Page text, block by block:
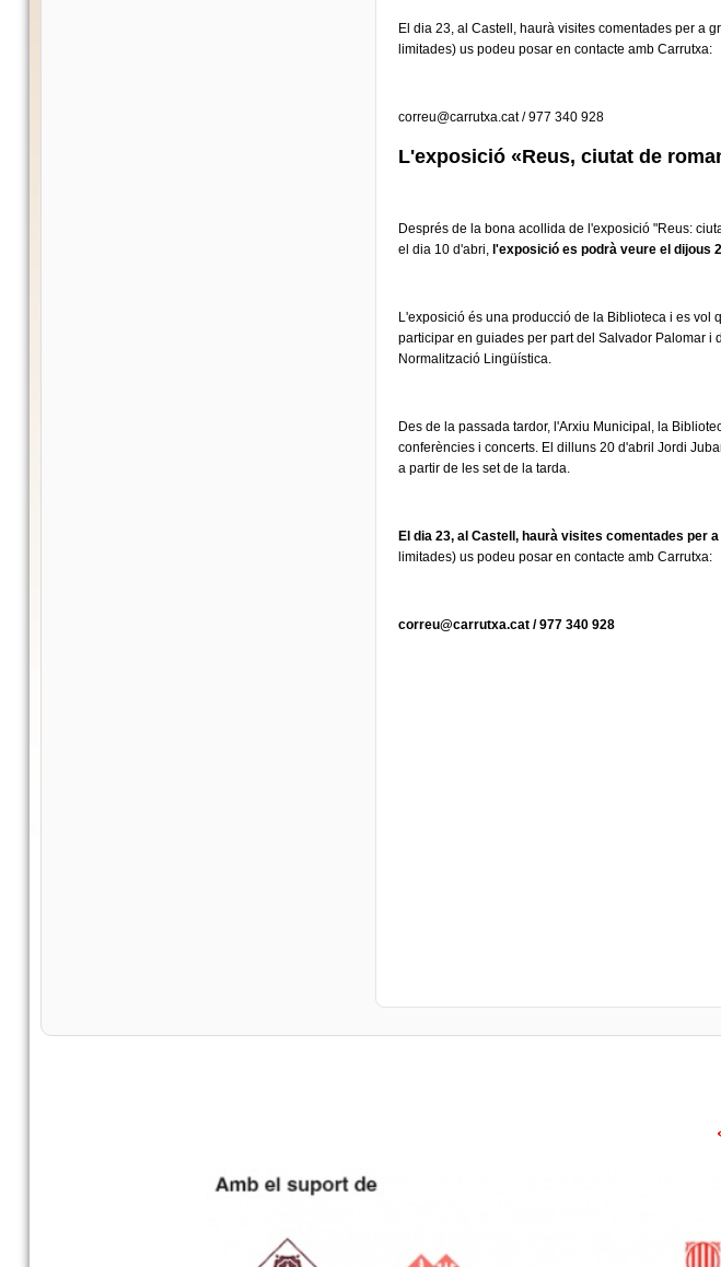
El dia 23, al Castell, haurà visites comentades per a
limitades) us podeu posar en contacte amb Carrutxa:
correu@carrutxa.cat / 977 340 928
L'exposició «Reus, ciutat de
Després de la bona acollida de l'exposició "Reus:
el dia 10 d'abri, l'exposició es podrà veure el dijous
L'exposició és una producció de la Biblioteca i es vol
participar en guiades per part del Salvador Palomar i
Normalització Lingüística.
Des de la passada tardor, l'Arxiu Municipal, la
conferències i concerts. El dilluns 20 d'abril Jordi
a partir de les set de la tarda.
El dia 23, al Castell, haurà visites comentades per
limitades) us podeu posar en contacte amb Carrutxa:
correu@carrutxa.cat/ 977 340 928